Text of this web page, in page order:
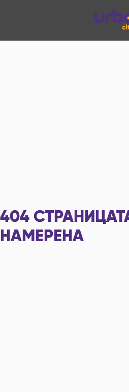
404
НАМЕРЕНА